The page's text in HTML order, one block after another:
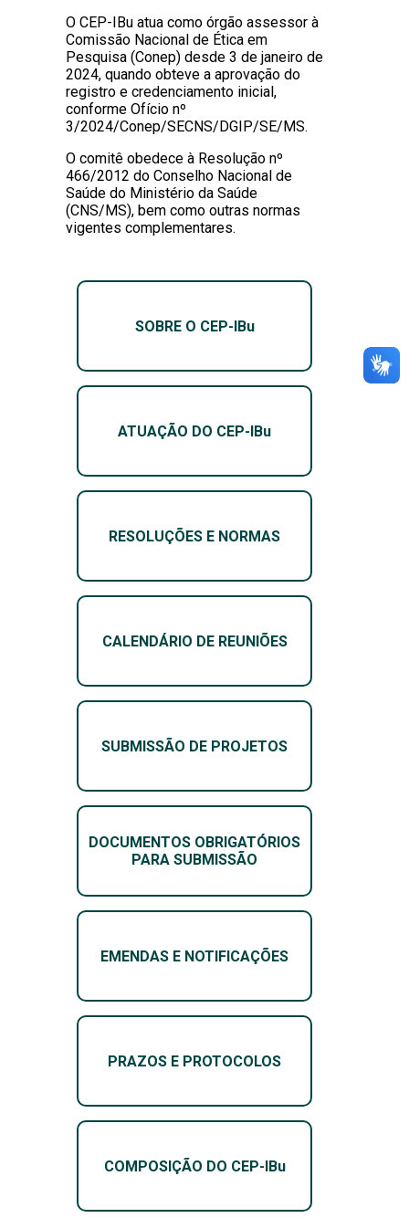
O CEP-IBu atua como órgão assessor à
Comissão Nacional de Ética em
Pesquisa (Conep) desde 3 de janeiro de
2024, quando obteve a aprovação do
registro e credenciamento inicial,
conforme Ofício nº
3/2024/Conep/SECNS/DGIP/SE/MS.
O comitê obedece à Resolução nº
466/2012 do Conselho Nacional de
Saúde do Ministério da Saúde
(CNS/MS), bem como outras normas
vigentes complementares.
SOBRE O CEP-IBu
ATUAÇÃO DO CEP-IBu
RESOLUÇÕES E NORMAS
CALENDÁRIO DE REUNIÕES
SUBMISSÃO DE PROJETOS
DOCUMENTOS OBRIGATÓRIOS
PARA SUBMISSÃO
EMENDAS E NOTIFICAÇÕES
PRAZOS E PROTOCOLOS
COMPOSIÇÃO DO CEP-IBu